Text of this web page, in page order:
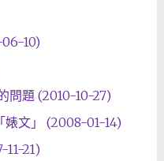
10)
問題 (2010-10-27)
婊文」 (2008-01-14)
11-21)